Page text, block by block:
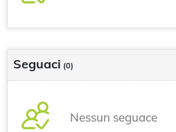
Seguaci (0)
Nessun seguace